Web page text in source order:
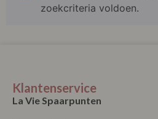
zoekcriteria voldoen.
Klantenservice
La Vie Spaarpunten